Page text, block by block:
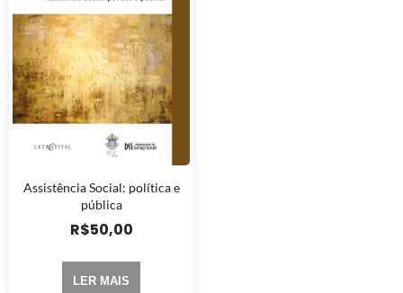
Assistência Social: política e
pública
R$50,00
LER MAIS